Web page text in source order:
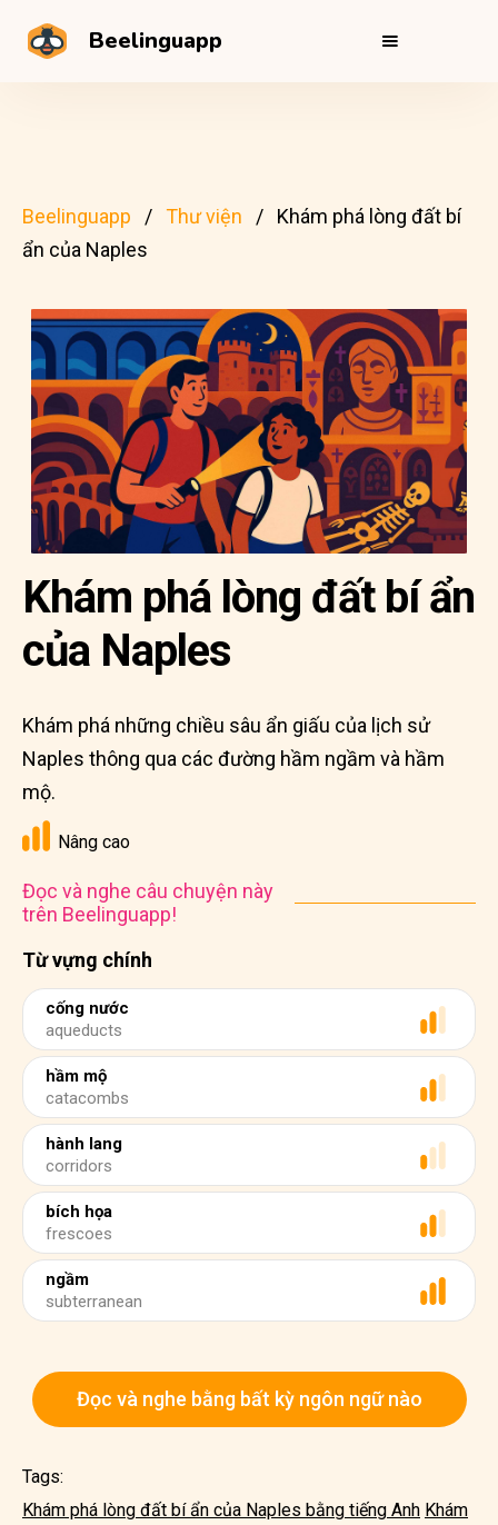
Beelinguapp
Beelinguapp Thư viện
Khám phá lòng đất bí
ẩn của Naples
Từ vựng chính
cống nước
aqueducts
hầm mộ
catacombs
hành lang
corridors
bích họa
frescoes
ngầm
subterranean
Khám phá lòng đất bí ẩn
của Naples
Khám phá những chiều sâu ẩn giấu của lịch sử
Naples thông qua các đường hầm ngầm và hầm
mộ.
Nâng cao
Đọc và nghe câu chuyện này
trên Beelinguapp!
Đọc và nghe bằng bất kỳ ngôn ngữ nào
Tags:
Khám phá lòng đất bí ẩn của Naples bằng tiếng Anh Khám